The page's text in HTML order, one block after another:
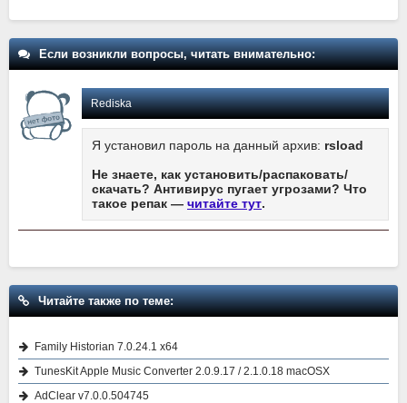
Если возникли вопросы, читать внимательно:
Rediska
Я установил пароль на данный архив: rsload
Не знаете, как установить/распаковать/
скачать? Антивирус пугает угрозами? Что
такое репак — читайте тут.
Читайте также по теме:
Family Historian 7.0.24.1 x64
TunesKit Apple Music Converter 2.0.9.17 / 2.1.0.18 macOSX
AdClear v7.0.0.504745